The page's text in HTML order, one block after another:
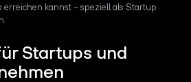
erreichen kannst – speziell als Startup
Startups und